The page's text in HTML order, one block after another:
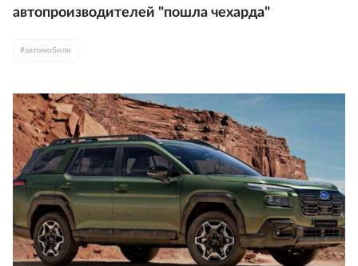
автопроизводителей "пошла чехарда"
#автомобили